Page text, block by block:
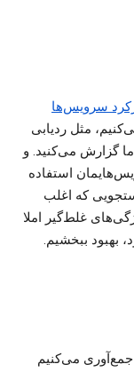
سرویس‌ها
مثل ردیابی
گزارش می‌کنید. و
استفاده
که اغلب
غلط‌گیر املا
بهبود ببخشیم.
می‌کنیم